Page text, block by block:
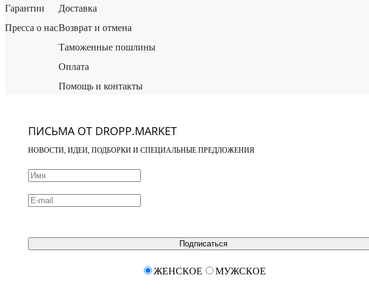
Гарантии
Пресса о нас
Доставка
Возврат и отмена
Таможенные пошлины
Оплата
Помощь и контакты
ПИСЬМА ОТ DROPP.MARKET
НОВОСТИ, ИДЕИ, ПОДБОРКИ И СПЕЦИАЛЬНЫЕ ПРЕДЛОЖЕНИЯ
Подписаться
ЖЕНСКОЕ МУЖСКОЕ